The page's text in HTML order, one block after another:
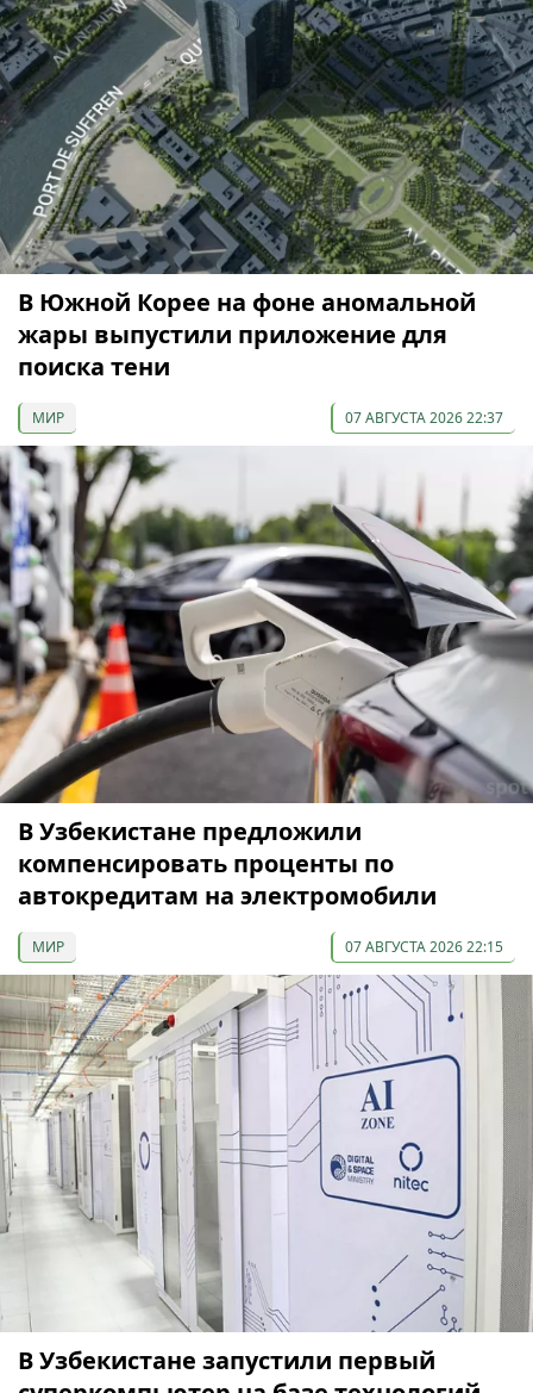
В Южной Корее на фоне аномальной
жары выпустили приложение для
поиска тени
МИР 07 АВГУСТА 2026 22:37
В Узбекистане предложили
компенсировать проценты по
автокредитам на электромобили
МИР 07 АВГУСТА 2026 22:15
В Узбекистане запустили первый